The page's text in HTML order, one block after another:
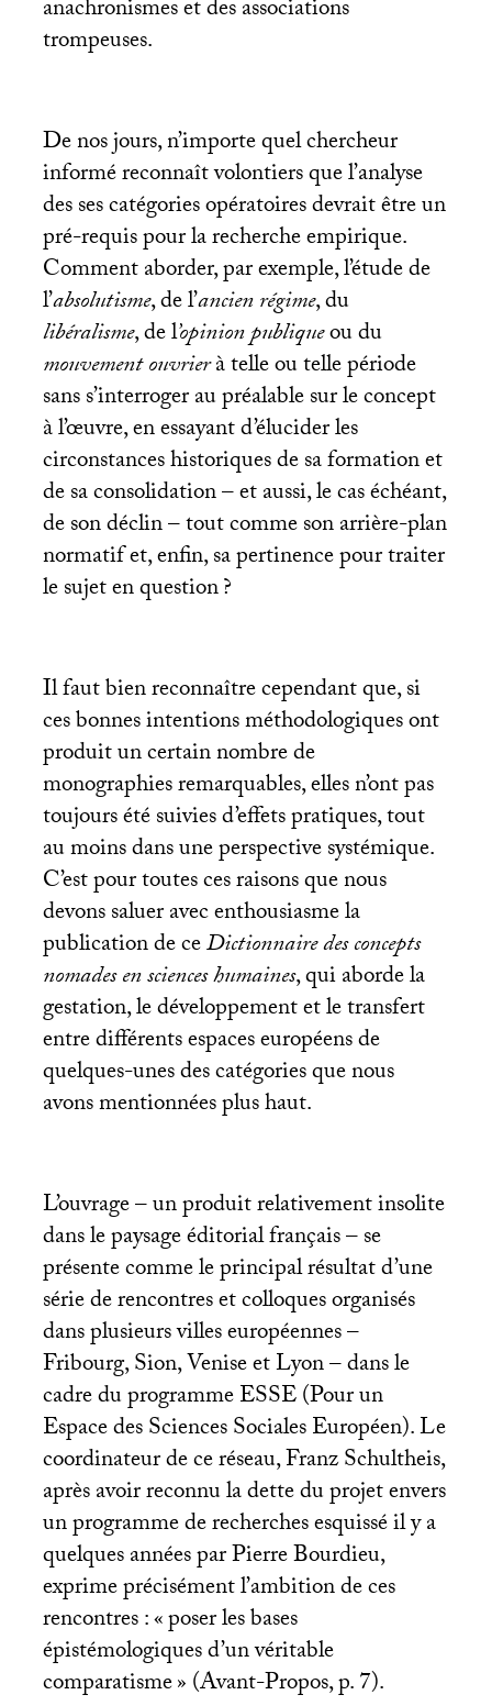
anachronismes et des associations
trompeuses.
De nos jours, n’importe quel chercheur
informé reconnaît volontiers que l’analyse
des ses catégories opératoires devrait être un
pré-requis pour la recherche empirique.
Comment aborder, par exemple, l’étude de
l’absolutisme, de l’ancien régime, du
libéralisme, de l’opinionpubliqueou du
mouvement ouvrierà telle ou telle période
sans s’interroger au préalable sur le concept
à l’œuvre, en essayant d’élucider les
circonstances historiques de sa formation et
de sa consolidation – et aussi, le cas échéant,
de son déclin – tout comme son arrière-plan
normatif et, enfin, sa pertinence pour traiter
le sujet en question?
Il faut bien reconnaître cependant que, si
ces bonnes intentions méthodologiques ont
produit un certain nombre de
monographies remarquables, elles n’ont pas
toujours été suivies d’effets pratiques, tout
au moins dans une perspective systémique.
C’est pour toutes ces raisons que nous
devons saluer avec enthousiasme la
publication de ceDictionnaire des concepts
nomades en sciences humaines, qui aborde la
gestation, le développement et le transfert
entre différents espaces européens de
quelques-unes des catégories que nous
avons mentionnées plus haut.
L’ouvrage – un produit relativement insolite
dans le paysage éditorial français – se
présente comme le principal résultat d’une
série de rencontres et colloques organisés
dans plusieurs villes européennes –
Fribourg, Sion, Venise et Lyon – dans le
cadre du programmeESSE(Pour un
Espace des Sciences Sociales Européen). Le
coordinateur de ce réseau, Franz Schultheis,
après avoir reconnu la dette du projet envers
un programme de recherches esquissé il y a
quelques années par Pierre Bourdieu,
exprime précisément l’ambition de ces
rencontres : «poser les bases
épistémologiques d’un véritable
comparatisme» (Avant-Propos, p. 7).